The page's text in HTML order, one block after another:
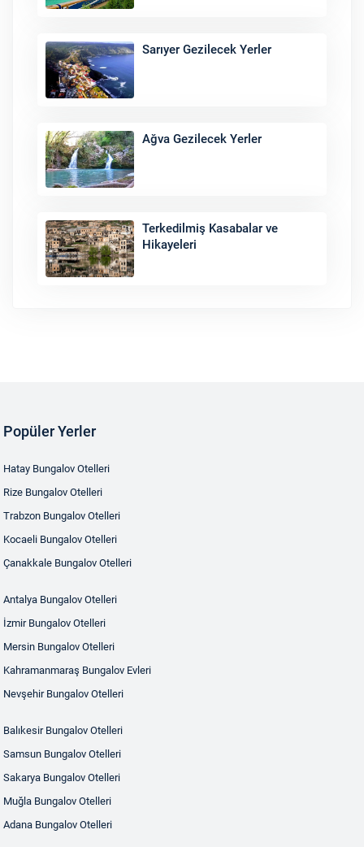
Sarıyer Gezilecek Yerler
Ağva Gezilecek Yerler
Terkedilmiş Kasabalar ve
Hikayeleri
Popüler Yerler
Hatay Bungalov Otelleri
Rize Bungalov Otelleri
Trabzon Bungalov Otelleri
Kocaeli Bungalov Otelleri
Çanakkale Bungalov Otelleri
Antalya Bungalov Otelleri
İzmir Bungalov Otelleri
Mersin Bungalov Otelleri
Kahramanmaraş Bungalov Evleri
Nevşehir Bungalov Otelleri
Balıkesir Bungalov Otelleri
Samsun Bungalov Otelleri
Sakarya Bungalov Otelleri
Muğla Bungalov Otelleri
Adana Bungalov Otelleri